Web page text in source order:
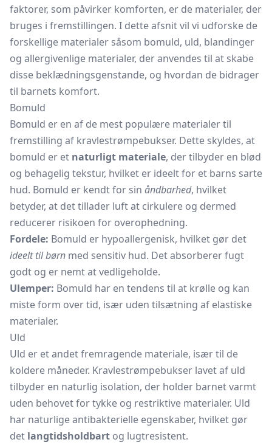
faktorer, som påvirker komforten, er de materialer, der
bruges i fremstillingen. I dette afsnit vil vi udforske de
forskellige materialer såsom bomuld, uld, blandinger
og allergivenlige materialer, der anvendes til at skabe
disse beklædningsgenstande, og hvordan de bidrager
til barnets komfort.
Bomuld
Bomuld er en af de mest populære materialer til
fremstilling af kravlestrømpebukser. Dette skyldes, at
bomuld er et naturligt materiale, der tilbyder en blød
og behagelig tekstur, hvilket er ideelt for et barns sarte
hud. Bomuld er kendt for sin åndbarhed, hvilket
betyder, at det tillader luft at cirkulere og dermed
reducerer risikoen for overophedning.
Fordele: Bomuld er hypoallergenisk, hvilket gør det
ideelt til børn med sensitiv hud. Det absorberer fugt
godt og er nemt at vedligeholde.
Ulemper: Bomuld har en tendens til at krølle og kan
miste form over tid, især uden tilsætning af elastiske
materialer.
Uld
Uld er et andet fremragende materiale, især til de
koldere måneder. Kravlestrømpebukser lavet af uld
tilbyder en naturlig isolation, der holder barnet varmt
uden behovet for tykke og restriktive materialer. Uld
har naturlige antibakterielle egenskaber, hvilket gør
det langtidsholdbart og lugtresistent.